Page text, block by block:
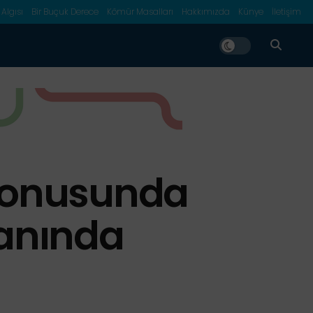
Bir Buçuk Derece Kömür Masalları Hakkımızda Künye İletişim